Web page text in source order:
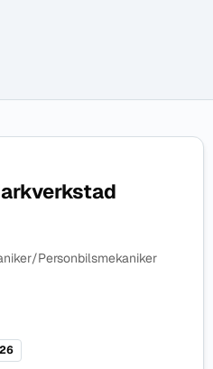
Personbilsmekaniker